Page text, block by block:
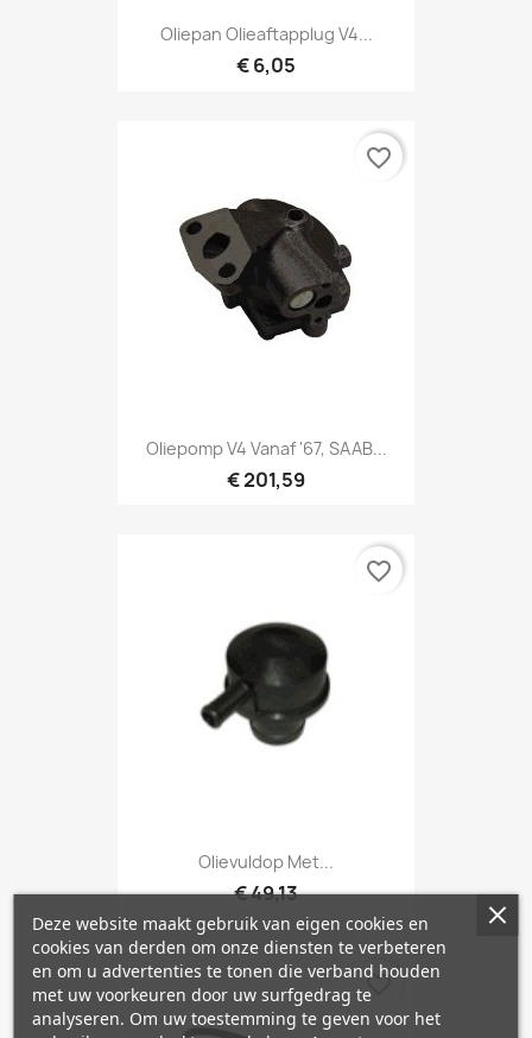
Oliepan Olieaftapplug V4...
€ 6,05
Oliepomp V4 Vanaf '67, SAAB...
€ 201,59
favorite_border
Olievuldop Met...
€ 49,13
favorite_border
favorite_border
Deze website maakt gebruik van eigen cookies en
cookies van derden om onze diensten te verbeteren
en om u advertenties te tonen die verband houden
met uw voorkeuren door uw surfgedrag te
analyseren. Om uw toestemming te geven voor het